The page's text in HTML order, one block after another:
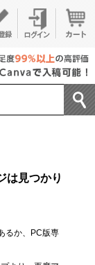
は見つかり
るか、PC版専